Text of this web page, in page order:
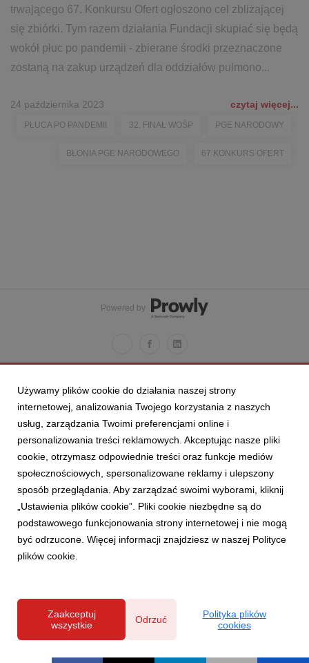
trwającego 67. Konkursu Ofert ogłoszono cel zbliżającej
się zbiórki. Tym razem działania Fundacji skupiać się będą
wokół płuc po pandemii - zbierane środki przeznaczone
zostaną na zakup urządzeń dla oddziałów pulmono...
24 października 2023 czytaj więcej...
PŁUCA PO PANDEMII 32. FINAŁ WOŚP PGE NARODOWY
BŁONIA PGE NARODOWEGO 67 KONKURS OFERT
Powered by
Używamy plików cookie do działania naszej strony
internetowej, analizowania Twojego korzystania z naszych
usług, zarządzania Twoimi preferencjami online i
personalizowania treści reklamowych. Akceptując nasze pliki
cookie, otrzymasz odpowiednie treści oraz funkcje mediów
społecznościowych, spersonalizowane reklamy i ulepszony
sposób przeglądania. Aby zarządzać swoimi wyborami, kliknij
„Ustawienia plików cookie”. Pliki cookie niezbędne są do
podstawowego funkcjonowania strony internetowej i nie mogą
być odrzucone. Więcej informacji znajdziesz w naszej Polityce
plików cookie.
Zaakceptuj
wszystkie
Odrzuć
Polityka plików
cookies